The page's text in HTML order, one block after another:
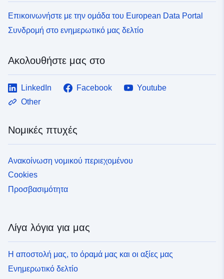
120066022-srv-98b25094-e842-
4ebe-bd53-6bcb928c0a5e
codelist/ResourceType/services
Επικοινωνήστε με την ομάδα του European Data Portal
Συνδρομή στο ενημερωτικό μας δελτίο
Ακολουθήστε μας στο
LinkedIn Facebook
Youtube
Other
Νομικές πτυχές
Ανακοίνωση νομικού περιεχομένου
Cookies
Προσβασιμότητα
Λίγα λόγια για μας
Η αποστολή μας, το όραμά μας και οι αξίες μας
Ενημερωτικό δελτίο